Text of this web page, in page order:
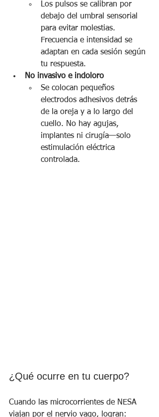
Los pulsos se calibran por
debajo del umbral sensorial
para evitar molestias.
Frecuencia e intensidad se
adaptan en cada sesión según
tu respuesta.
No invasivo e indoloro
Se colocan pequeños
electrodos adhesivos detrás
de la oreja y a lo largo del
cuello. No hay agujas,
implantes ni cirugía—solo
estimulación eléctrica
controlada.
¿Qué ocurre en tu cuerpo?
Cuando las microcorrientes de NESA
viajan por el nervio vago, logran: